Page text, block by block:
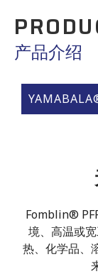
产品介绍
Fomblin®
境、高温或
热、化学品、